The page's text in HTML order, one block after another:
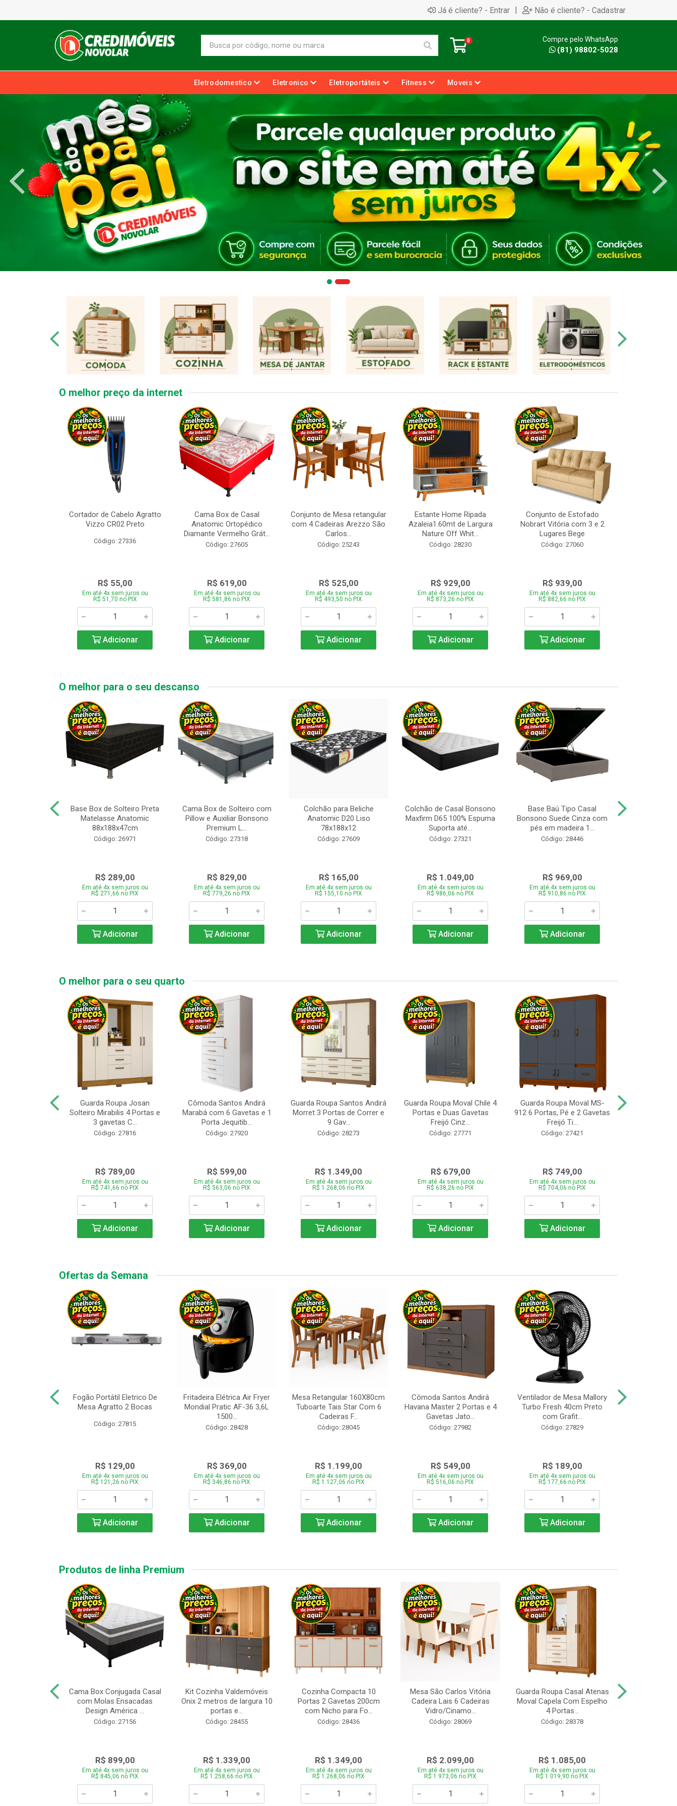
Já é cliente? - Entrar | Não é cliente? - Cadastrar
0 Compre pelo WhatsApp
(81) 98802-5028
Eletrodomestico Eletronico Eletroportáteis Fitness Moveis
O melhor preço da internet
Cortador de Cabelo Agratto
Vizzo CR02 Preto
Código: 27336
R$ 55,00
Em até 4x sem juros ou
R$ 51,70 no PIX
Adicionar
Cama Box de Casal
Anatomic Ortopédico
Diamante Vermelho Grát...
Código: 27605
R$ 619,00
Em até 4x sem juros ou
R$ 581,86 no PIX
Adicionar
Conjunto de Mesa retangular
com 4 Cadeiras Arezzo São
Carlos...
Código: 25243
R$ 525,00
Em até 4x sem juros ou
R$ 493,50 no PIX
Adicionar
Estante Home Ripada
Azaleia1.60mt de Largura
Nature Off Whit...
Código: 28230
R$ 929,00
Em até 4x sem juros ou
R$ 873,26 no PIX
Adicionar
Conjunto de Estofado
Nobrart Vitória com 3 e 2
Lugares Bege
Código: 27060
R$ 939,00
Em até 4x sem juros ou
R$ 882,66 no PIX
Adicionar
O melhor para o seu descanso
Base Box de Solteiro Preta
Matelasse Anatomic
88x188x47cm
Código: 26971
R$ 289,00
Em até 4x sem juros ou
R$ 271,66 no PIX
Adicionar
Cama Box de Solteiro com
Pillow e Auxiliar Bonsono
Premium L...
Código: 27318
R$ 829,00
Em até 4x sem juros ou
R$ 779,26 no PIX
Adicionar
Colchão para Beliche
Anatomic D20 Liso
78x188x12
Código: 27609
R$ 165,00
Em até 4x sem juros ou
R$ 155,10 no PIX
Adicionar
Colchão de Casal Bonsono
Maxfirm D65 100% Espuma
Suporta até...
Código: 27321
R$ 1.049,00
Em até 4x sem juros ou
R$ 986,06 no PIX
Adicionar
Base Baú Tipo Casal
Bonsono Suede Cinza com
pés em madeira 1...
Código: 28446
R$ 969,00
Em até 4x sem juros ou
R$ 910,86 no PIX
Adicionar
O melhor para o seu quarto
Guarda Roupa Josan
Solteiro Mirabilis 4 Portas e
3 gavetas C...
Código: 27816
R$ 789,00
Em até 4x sem juros ou
R$ 741,66 no PIX
Adicionar
Cômoda Santos Andirá
Marabá com 6 Gavetas e 1
Porta Jequitib...
Código: 27920
R$ 599,00
Em até 4x sem juros ou
R$ 563,06 no PIX
Adicionar
Guarda Roupa Santos Andirá
Morret 3 Portas de Correr e
9 Gav...
Código: 28273
R$ 1.349,00
Em até 4x sem juros ou
R$ 1.268,06 no PIX
Adicionar
Guarda Roupa Moval Chile 4
Portas e Duas Gavetas
Freijó Cinz...
Código: 27771
R$ 679,00
Em até 4x sem juros ou
R$ 638,26 no PIX
Adicionar
Guarda Roupa Moval MS-
912 6 Portas, Pé e 2 Gavetas
Freijó Ti...
Código: 27421
R$ 749,00
Em até 4x sem juros ou
R$ 704,06 no PIX
Adicionar
Ofertas da Semana
Fogão Portátil Eletrico De
Mesa Agratto 2 Bocas
Código: 27815
R$ 129,00
Em até 4x sem juros ou
R$ 121,26 no PIX
Adicionar
Fritadeira Elétrica Air Fryer
Mondial Pratic AF-36 3,6L
1500...
Código: 28428
R$ 369,00
Em até 4x sem juros ou
R$ 346,86 no PIX
Adicionar
Mesa Retangular 160X80cm
Tuboarte Tais Star Com 6
Cadeiras F...
Código: 28045
R$ 1.199,00
Em até 4x sem juros ou
R$ 1.127,06 no PIX
Adicionar
Cômoda Santos Andirá
Havana Master 2 Portas e 4
Gavetas Jato...
Código: 27982
R$ 549,00
Em até 4x sem juros ou
R$ 516,06 no PIX
Adicionar
Ventilador de Mesa Mallory
Turbo Fresh 40cm Preto
com Grafit...
Código: 27829
R$ 189,00
Em até 4x sem juros ou
R$ 177,66 no PIX
Adicionar
Produtos de linha Premium
Cama Box Conjugada Casal
com Molas Ensacadas
Design América ...
Código: 27156
R$ 899,00
Em até 4x sem juros ou
R$ 845,06 no PIX
Kit Cozinha Valdemóveis
Onix 2 metros de largura 10
portas e...
Código: 28455
R$ 1.339,00
Em até 4x sem juros ou
R$ 1.258,66 no PIX
Cozinha Compacta 10
Portas 2 Gavetas 200cm
com Nicho para Fo...
Código: 28436
R$ 1.349,00
Em até 4x sem juros ou
R$ 1.268,06 no PIX
Mesa São Carlos Vitória
Cadeira Lais 6 Cadeiras
Vidro/Cinamo...
Código: 28069
R$ 2.099,00
Em até 4x sem juros ou
R$ 1.973,06 no PIX
Guarda Roupa Casal Atenas
Moval Capela Com Espelho
4 Portas...
Código: 28378
R$ 1.085,00
Em até 4x sem juros ou
R$ 1.019,90 no PIX